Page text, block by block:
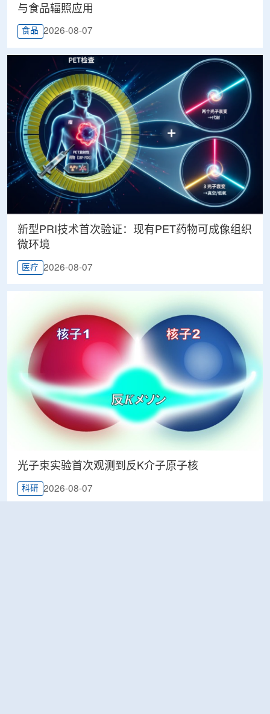
与食品辐照应用
食品 2026-08-07
新型PRI技术首次验证：现有PET药物可成像组织
微环境
医疗 2026-08-07
光子束实验首次观测到反K介子原子核
科研 2026-08-07